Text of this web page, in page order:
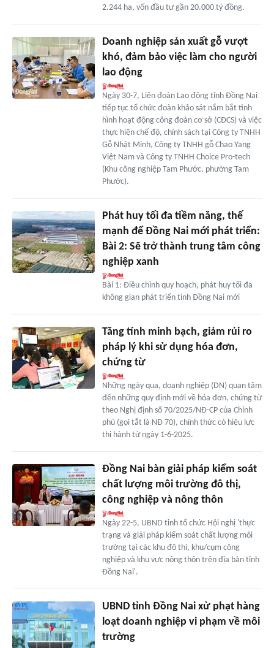
2.244 ha, vốn đầu tư gần 20.000 tỷ đồng.
Doanh nghiệp sản xuất gỗ vượt
khó, đảm bảo việc làm cho người
lao động
Ngày 30-7, Liên đoàn Lao động tỉnh Đồng Nai
tiếp tục tổ chức đoàn khảo sát nắm bắt tình
hình hoạt động công đoàn cơ sở (CĐCS) và việc
thực hiện chế độ, chính sách tại Công ty TNHH
Gỗ Nhật Minh, Công ty TNHH gỗ Chao Yang
Việt Nam và Công ty TNHH Choice Pro-tech
(Khu công nghiệp Tam Phước, phường Tam
Phước).
Phát huy tối đa tiềm năng, thế
mạnh để Đồng Nai mới phát triển:
Bài 2: Sẽ trở thành trung tâm công
nghiệp xanh
Bài 1: Điều chỉnh quy hoạch, phát huy tối đa
không gian phát triển tỉnh Đồng Nai mới
Tăng tính minh bạch, giảm rủi ro
pháp lý khi sử dụng hóa đơn,
chứng từ
Những ngày qua, doanh nghiệp (DN) quan tâm
đến những quy định mới về hóa đơn, chứng từ
theo Nghị định số 70/2025/NĐ-CP của Chính
phủ (gọi tắt là NĐ 70), chính thức có hiệu lực
thi hành từ ngày 1-6-2025.
Đồng Nai bàn giải pháp kiểm soát
chất lượng môi trường đô thị,
công nghiệp và nông thôn
Ngày 22-5, UBND tỉnh tổ chức Hội nghị 'thực
trạng và giải pháp kiểm soát chất lượng môi
trường tại các khu đô thị, khu/cụm công
nghiệp và khu vực nông thôn trên địa bàn tỉnh
Đồng Nai'.
UBND tỉnh Đồng Nai xử phạt hàng
loạt doanh nghiệp vi phạm về môi
trường